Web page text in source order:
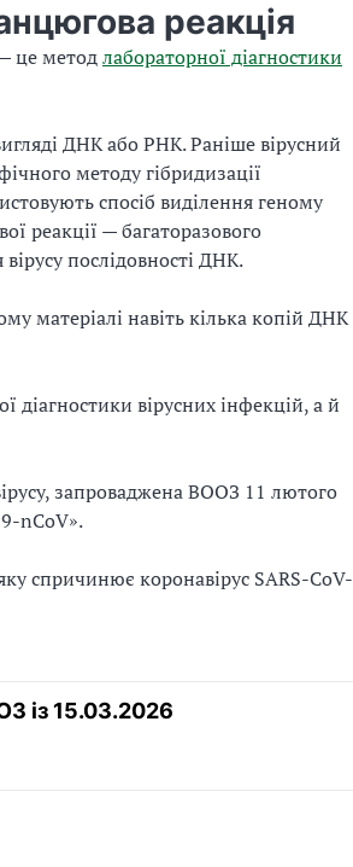
реакція
це методлабораторної діагностики
ДНК або РНК. Раніше вірусний
методу гібридизації
спосіб виділення геному
реакції — багаторазового
послідовності ДНК.
матеріалі навіть кілька копій ДНК
діагностики вірусних інфекцій, а й
запроваджена ВООЗ 11 лютого
nCoV».
спричинює коронавірус SARS-CoV-
із 15.03.2026